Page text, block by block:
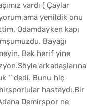
vardı ( Çaylar
ama yenildik onu
Odamdayken kapı
Bayağı
Bak herif yine
arkadaşlarına
‘’ dedi. Bunu hiç
hastaydı.Bir
Demirspor ne